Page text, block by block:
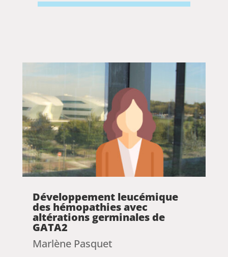
Développement leucémique
des hémopathies avec
altérations germinales de
GATA2
Marlène Pasquet